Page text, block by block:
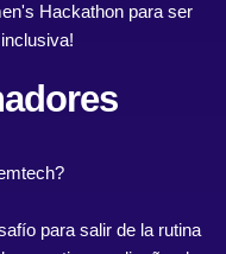
Hackathon para ser
para salir de la rutina